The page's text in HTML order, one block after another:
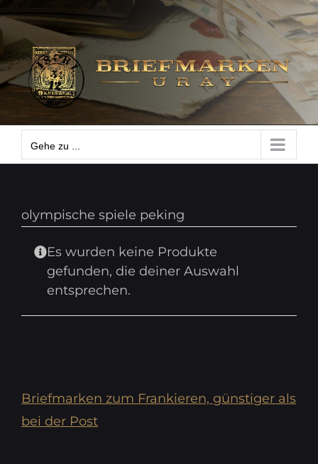
Zum
Inhalt
springen
Gehe zu ...
Gehe zu ...
olympische spiele peking
Es wurden keine Produkte
gefunden, die deiner Auswahl
entsprechen.
Briefmarken zum Frankieren, günstiger als
bei der Post